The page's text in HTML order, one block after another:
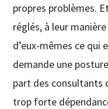
propres problèmes.
réglés, à leur
d’eux-mêmes ce qui
demande une
part des consultants
trop forte